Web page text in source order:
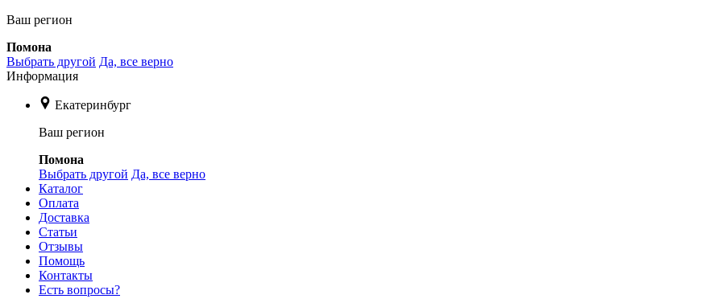
Ваш регион
Помона
Выбрать другой Да, все верно
Информация
Екатеринбург
Ваш регион
Помона
Выбрать другой Да, все верно
Каталог
Оплата
Доставка
Статьи
Отзывы
Помощь
Контакты
Есть вопросы?